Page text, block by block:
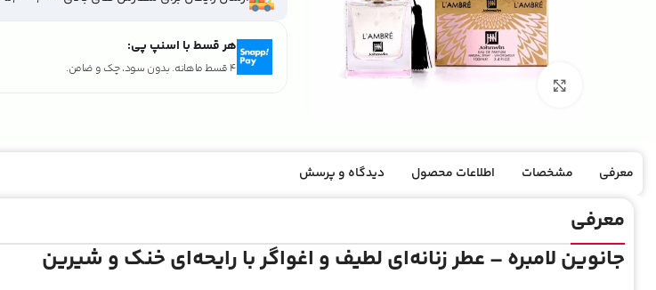
هر قسط با اسنپ پی:
4 قسط ماهانه. بدون سود، چک و ضامن.
معرفی مشخصات اطلاعات محصول دیدگاه و پرسش
معرفی
جانوین لامبره – عطر زنانه‌ای لطیف و اغواگر با رایحه‌ای خنک و شیرین